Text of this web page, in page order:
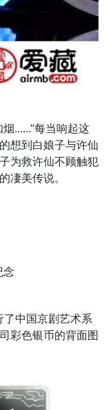
......”每当响起这
想到白娘子与许仙
为救许仙不顾触犯
凄美传说。
中国京剧艺术系
彩色银币的背面图